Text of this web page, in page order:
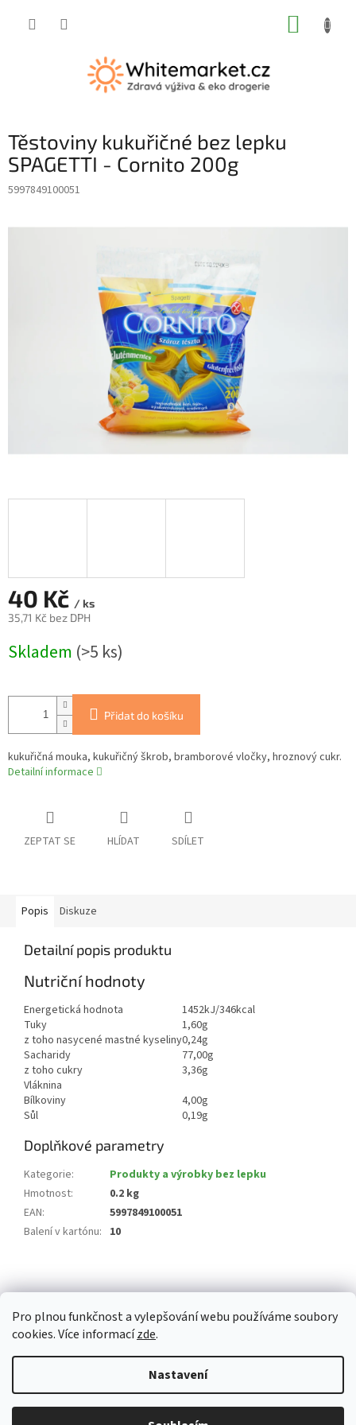
Pro plnou funkčnost a vylepšování webu používáme soubory
cookies. Více informacízde.
Nastavení
Těstoviny kukuřičné bez lepku
SPAGETTI - Cornito 200g
5997849100051
40 Kč / ks
35,71 Kč bez DPH
cena:
Skladem (>5 ks)
Přidat do košíku
kukuřičná mouka, kukuřičný škrob, bramborové vločky, hroznový cukr.
Detailní informace
ZEPTAT SE HLÍDAT SDÍLET
Popis Diskuze
Detailní popis produktu
Nutriční hodnoty
Energetická hodnota
1452kJ/346kcal
Tuky
1,60g
z toho nasycené mastné kyseliny0,24g
Sacharidy
77,00g
z toho cukry
3,36g
Vláknina
Bílkoviny
4,00g
Sůl
0,19g
Doplňkové parametry
Kategorie:
Produkty a výrobky bez lepku
Hmotnost:
0.2 kg
EAN:
5997849100051
Balení v kartónu: 10
á
Copyright 2026Whitemarket.cz. Všechna práva vyhrazena.Upravit